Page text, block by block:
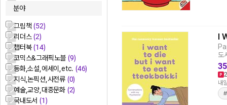
분야
그림책(52)
리더스(2)
챕터북(14)
코믹스&그래픽노블(9)
동화,소설,에세이,etc. (46)
지식,논픽션,사전류 (0)
예술,교양,대중문화 (2)
국내도서 (1)
I
도
35
내